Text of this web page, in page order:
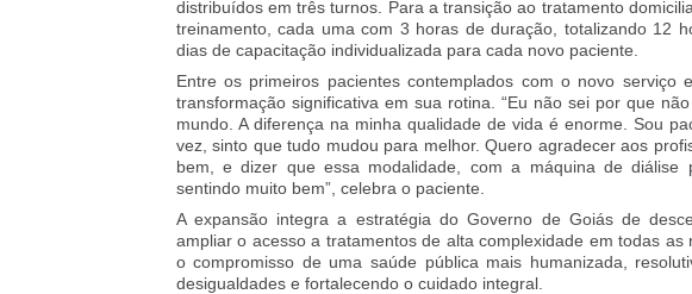
distribuídos em três turnos. Para a transição ao tratamento
treinamento, cada uma com 3 horas de duração, totalizando 12
dias de capacitação individualizada para cada novo paciente.
Entre os primeiros pacientes contemplados com o novo serviço
transformação significativa em sua rotina. “Eu não sei por que
mundo. A diferença na minha qualidade de vida é enorme. Sou
vez, sinto que tudo mudou para melhor. Quero agradecer aos
bem, e dizer que essa modalidade, com a máquina de diálise
sentindo muito bem”, celebra o paciente.
A expansão integra a estratégia do Governo de Goiás de
ampliar o acesso a tratamentos de alta complexidade em todas
o compromisso de uma saúde pública mais humanizada,
desigualdades e fortalecendo o cuidado integral.